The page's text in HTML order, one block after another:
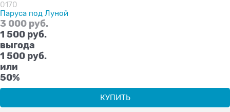
0170
Паруса под Луной
3 000 руб.
1 500 руб.
выгода
1 500 руб.
или
50%
КУПИТЬ